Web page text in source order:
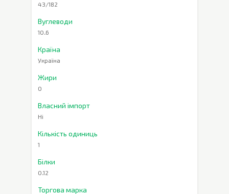
43/182
Вуглеводи
10.6
Країна
Україна
Жири
0
Власний імпорт
Ні
Кількість одиниць
1
Білки
0.12
Торгова марка